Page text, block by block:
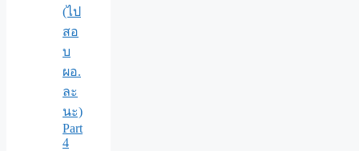
(ไป
สอ
บ
ผอ.
ละ
นะ)
Part
4